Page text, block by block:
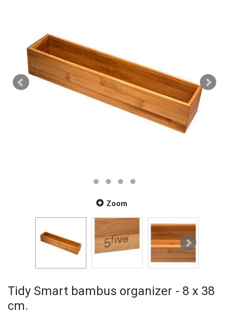
Zoom
Tidy Smart bambus organizer - 8 x 38
cm.